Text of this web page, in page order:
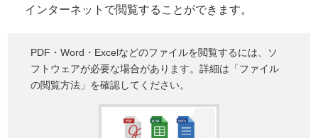
インターネットで閲覧することができます。
PDF・Word・Excelなどのファイルを閲覧するには、ソ
フトウェアが必要な場合があります。詳細は「ファイル
の閲覧方法」を確認してください。